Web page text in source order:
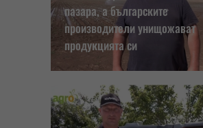
пазара, а българските
производители унищожават
продукцията си